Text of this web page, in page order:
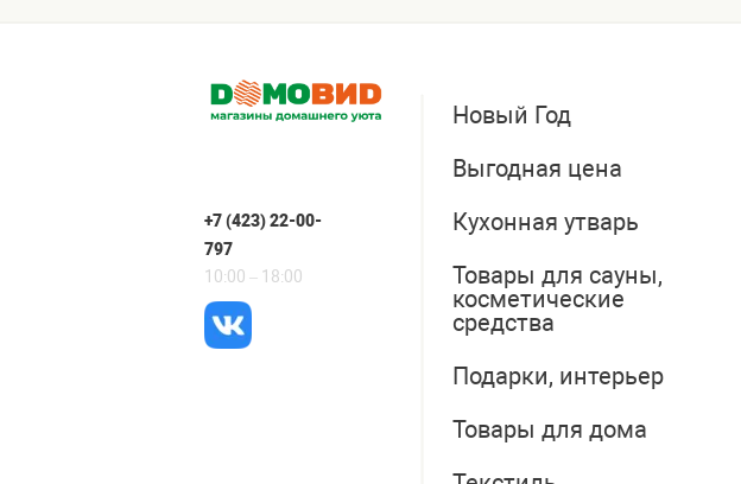
+7 (423) 22-00-
797
10:00 – 18:00
Новый Год
Выгодная цена
Кухонная утварь
Товары для сауны,
косметические
средства
Подарки, интерьер
Товары для дома